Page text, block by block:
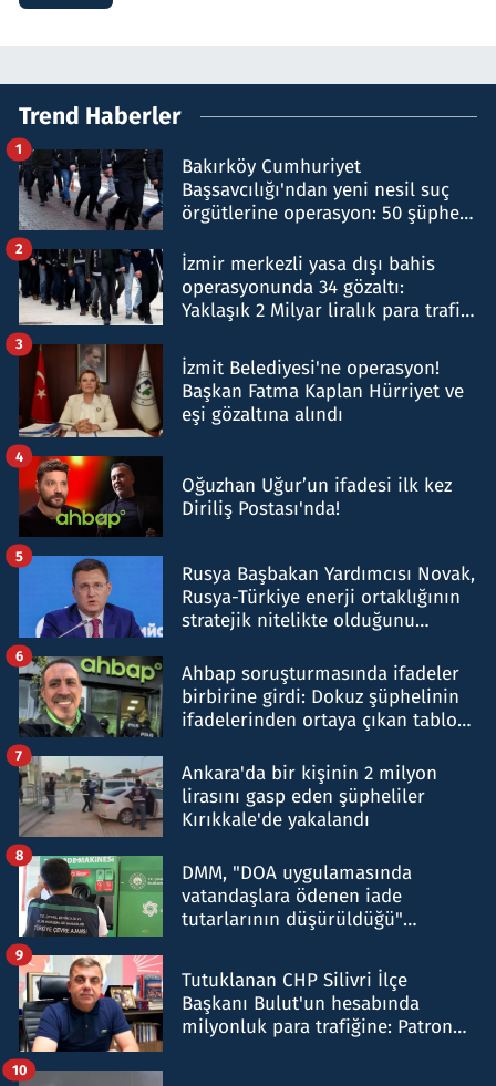
Trend Haberler
Bakırköy Cumhuriyet
Başsavcılığı'ndan yeni nesil suç
örgütlerine operasyon: 50 şüpheli
1
İzmir merkezli yasa dışı bahis
operasyonunda 34 gözaltı:
Yaklaşık 2 Milyar liralık para trafiği
2
İzmit Belediyesi'ne operasyon!
Başkan Fatma Kaplan Hürriyet ve
eşi gözaltına alındı
3
Oğuzhan Uğur’un ifadesi ilk kez
Diriliş Postası'nda!
4
Rusya Başbakan Yardımcısı Novak,
Rusya-Türkiye enerji ortaklığının
stratejik nitelikte olduğunu
5
Ahbap soruşturmasında ifadeler
birbirine girdi: Dokuz şüphelinin
ifadelerinden ortaya çıkan tablo
6
Ankara'da bir kişinin 2 milyon
lirasını gasp eden şüpheliler
Kırıkkale'de yakalandı
7
DMM, "DOA uygulamasında
vatandaşlara ödenen iade
tutarlarının düşürüldüğü"
8
Tutuklanan CHP Silivri İlçe
Başkanı Bulut'un hesabında
milyonluk para trafiğine: Patron
9
10